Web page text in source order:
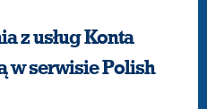
z usług Konta
w serwisie Polish